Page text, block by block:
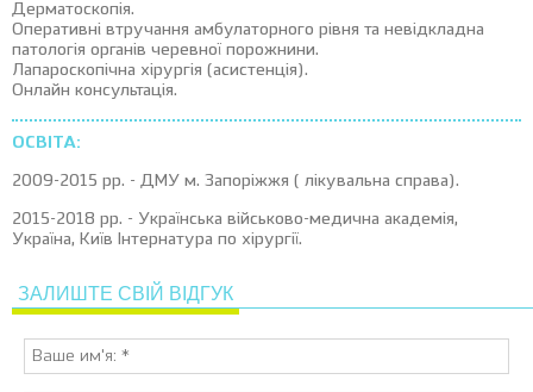
Дерматоскопія.
Оперативні втручання амбулаторного рівня та невідкладна
патологія органів черевної порожнини.
Лапароскопічна хірургія (асистенція).
Онлайн консультація.
ОСВІТА:
2009-2015 рр. - ДМУ м. Запоріжжя ( лікувальна справа).
2015-2018 рр. - Українська військово-медична академія,
Україна, Київ Інтернатура по хірургії.
ЗАЛИШТЕ СВІЙ ВІДГУК